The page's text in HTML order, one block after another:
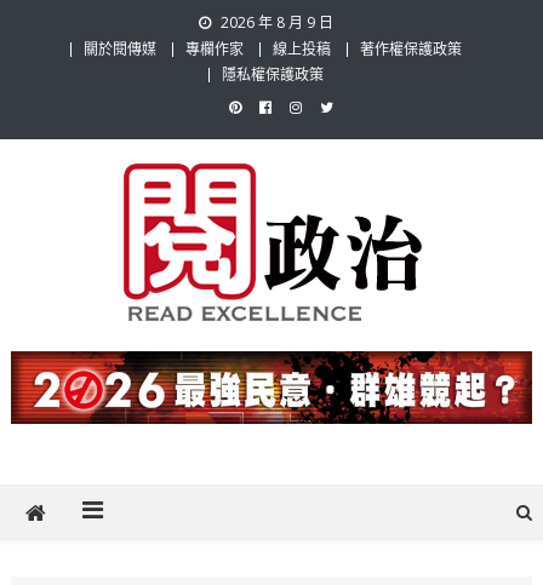
2026 年 8 月 9 日
關於閱傳媒
專欄作家 線上投稿
著作權保護政策
隱私權保護政策
閱政治 Read Gov News
題，也要專業評論，閱政治與多元的政治評論家與專欄作家邀稿合作，
讓讀者有最多元和專業的選擇。